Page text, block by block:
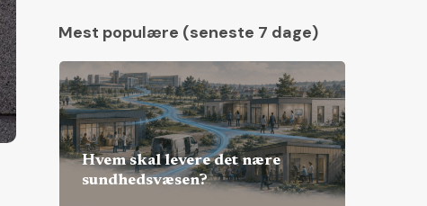
Mest populære (seneste 7 dage)
Hvem skal levere det nære
sundhedsvæsen?